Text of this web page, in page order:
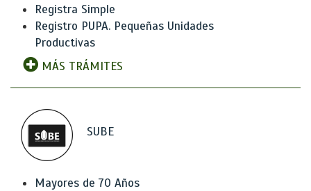
Registra Simple
Registro PUPA. Pequeñas Unidades
Productivas
MÁS TRÁMITES
SUBE
Mayores de 70 Años